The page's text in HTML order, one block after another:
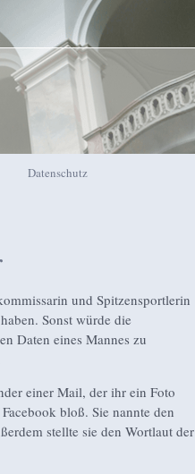
Datenschutz
und Spitzensportlerin
Sonst würde die
Daten eines Mannes zu
einer Mail, der ihr ein Foto
bloß. Sie nannte den
stellte sie den Wortlaut der